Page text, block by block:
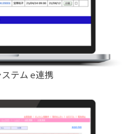
テム e連携